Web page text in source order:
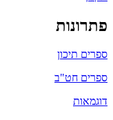
פתרונות
ספרים תיכון
ספרים חט"ב
דוגמאות